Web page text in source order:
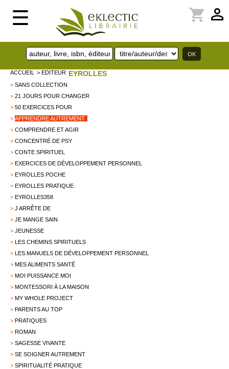
☰ perm_identity
shopping_cart
ACCUEIL > EDITEUR EYROLLES
> SANS COLLECTION
> 21 JOURS POUR CHANGER
> 50 EXERCICES POUR
> APPRENDRE AUTREMENT
> COMPRENDRE ET AGIR
> CONCENTRÉ DE PSY
> CONTE SPIRITUEL
> EXERCICES DE DÉVELOPPEMENT PERSONNEL
> EYROLLES POCHE
> EYROLLES PRATIQUE
> EYROLLES358
> J ARRÊTE DE
> JE MANGE SAIN
> JEUNESSE
> LES CHEMINS SPIRITUELS
> LES MANUELS DE DÉVELOPPEMENT PERSONNEL
> MES ALIMENTS SANTÉ
> MOI PUISSANCE MOI
> MONTESSORI À LA MAISON
> MY WHOLE PROJECT
> PARENTS AU TOP
> PRATIQUES
> ROMAN
> SAGESSE VIVANTE
> SE SOIGNER AUTREMENT
> SPIRITUALITÉ PRATIQUE